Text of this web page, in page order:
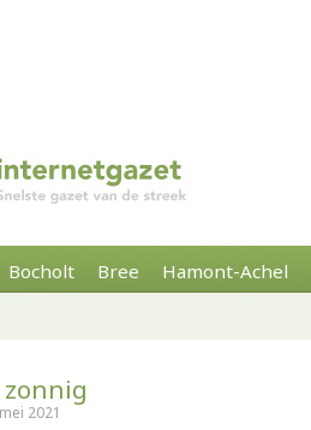
Bocholt Bree Hamont-Achel
2021